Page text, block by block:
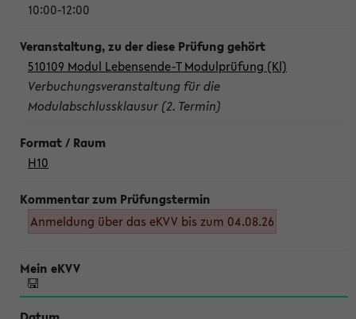
10:00-12:00
510109 Modul Lebensende-T Modulprüfung (Kl)
Verbuchungsveranstaltung für die
Modulabschlussklausur (2. Termin)
H10
Anmeldung über das eKVV bis zum 04.08.26